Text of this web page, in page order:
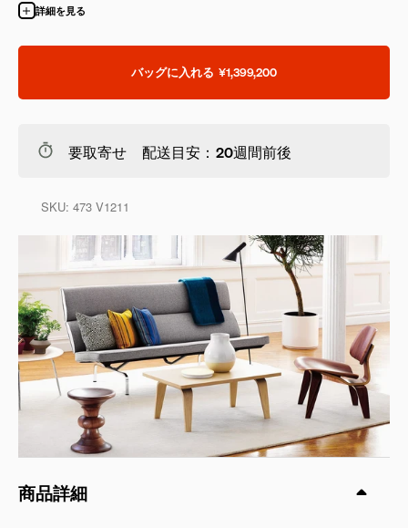
詳細を見る
バッグに入れる ¥1,399,200
要取寄せ 配送目安：20週間前後
SKU: 473 V1211
商品詳細